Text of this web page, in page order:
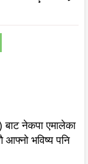
बाट नेकपा एमालेका
आफ्नो भविष्य पनि